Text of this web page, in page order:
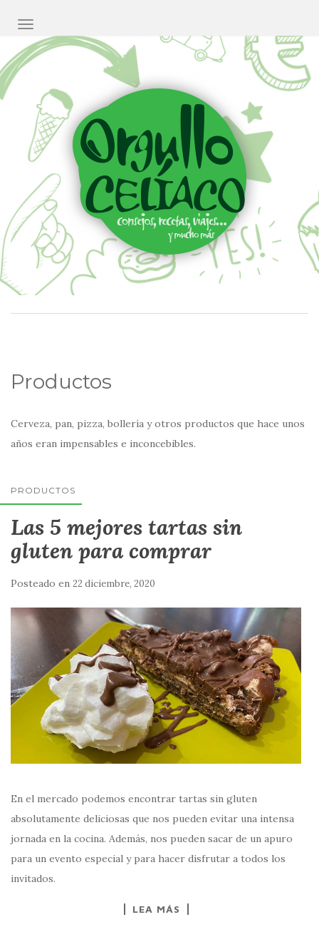
CAMBIAR NAVEGACIÓN
Productos
Cerveza, pan, pizza, bollería y otros productos que hace unos
años eran impensables e inconcebibles.
PRODUCTOS
Las 5 mejores tartas sin
gluten para comprar
Posteado en 22 diciembre, 2020
En el mercado podemos encontrar tartas sin gluten
absolutamente deliciosas que nos pueden evitar una intensa
jornada en la cocina. Además, nos pueden sacar de un apuro
para un evento especial y para hacer disfrutar a todos los
invitados.
LEA MÁS